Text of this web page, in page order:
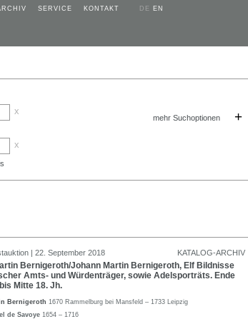
SERVICE KONTAKT DE EN
x
mehr Suchoptionen +
x
| 22. September 2018 KATALOG-ARCHIV
Bernigeroth/Johann Martin Bernigeroth, Elf Bildnisse
Amts- und Würdenträger, sowie Adelsporträts. Ende
Mitte 18. Jh.
Bernigeroth 1670 Rammelburg bei Mansfeld – 1733 Leipzig
de Savoye 1654 – 1716